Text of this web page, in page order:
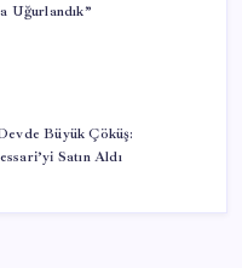
Uğurlandık”
Büyük Çöküş:
Satın Aldı